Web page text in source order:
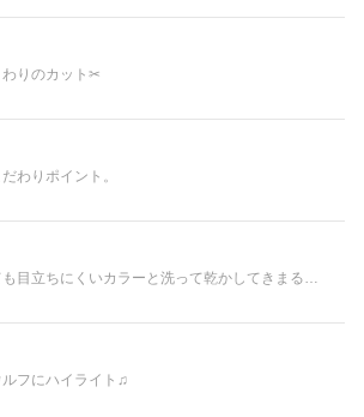
りのカット✂︎
わりポイント。
伸びてきても目立ちにくいカラーと洗って乾かしてきまるショートスタイル✨✨
フにハイライト♫